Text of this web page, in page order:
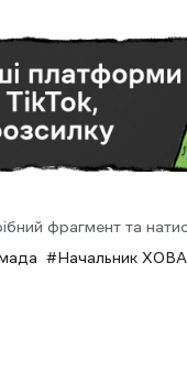
фрагмент та
Начальник